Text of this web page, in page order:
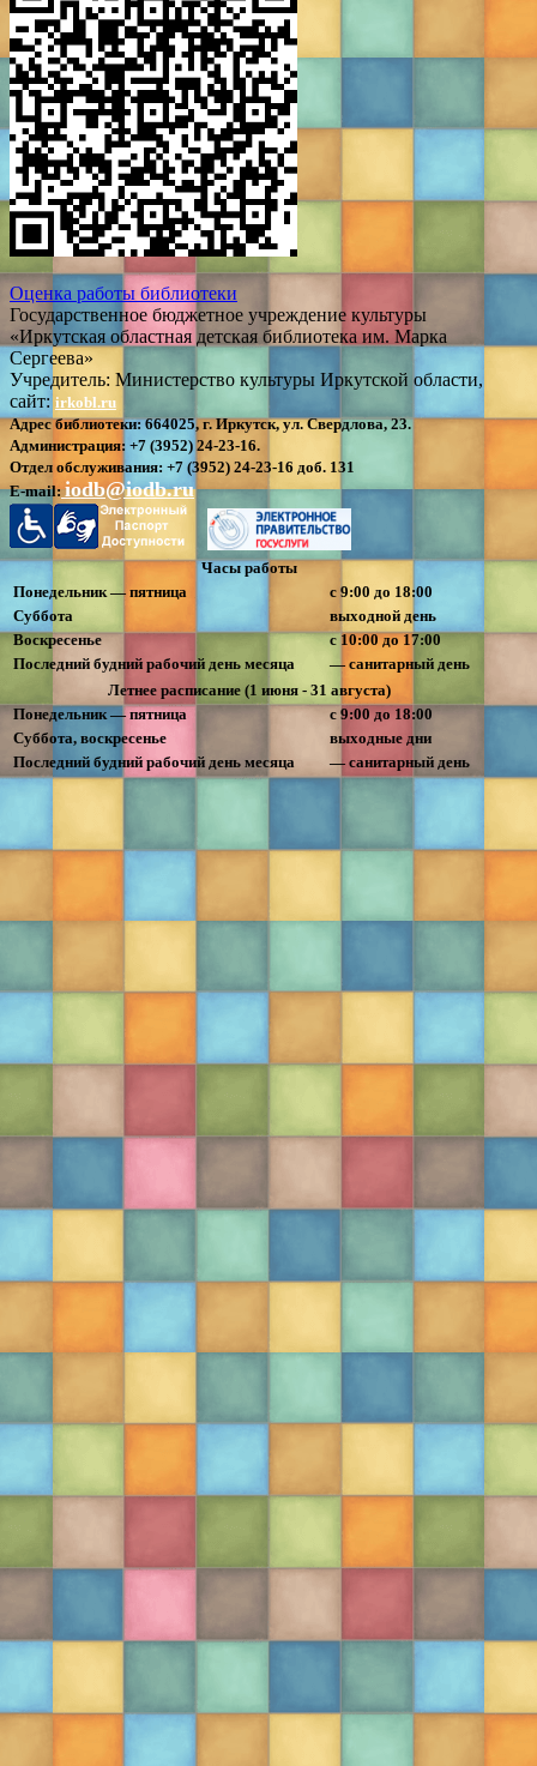
Оценка работы библиотеки
Государственное бюджетное учреждение культуры
«Иркутская областная детская библиотека им. Марка
Сергеева»
Учредитель: Министерство культуры Иркутской области,
сайт: irkobl.ru
Адрес библиотеки:664025, г. Иркутск, ул. Свердлова, 23.
Администрация: +7 (3952) 24-23-16.
Отдел обслуживания: +7 (3952) 24-23-16 доб. 131
E-mail: iodb@iodb.ru
Часы работы
Понедельник — пятница
с 9:00 до 18:00
Суббота
выходной день
Воскресенье
с 10:00 до 17:00
Последний будний рабочий день месяца
— санитарный день
Летнее расписание (1 июня - 31 августа)
Понедельник — пятница
с 9:00 до 18:00
Суббота, воскресенье
выходные дни
Последний будний рабочий день месяца
— санитарный день